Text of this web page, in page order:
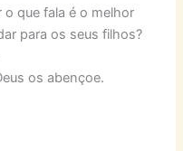
o que fala é o melhor
para os seus filhos?
os abençoe.